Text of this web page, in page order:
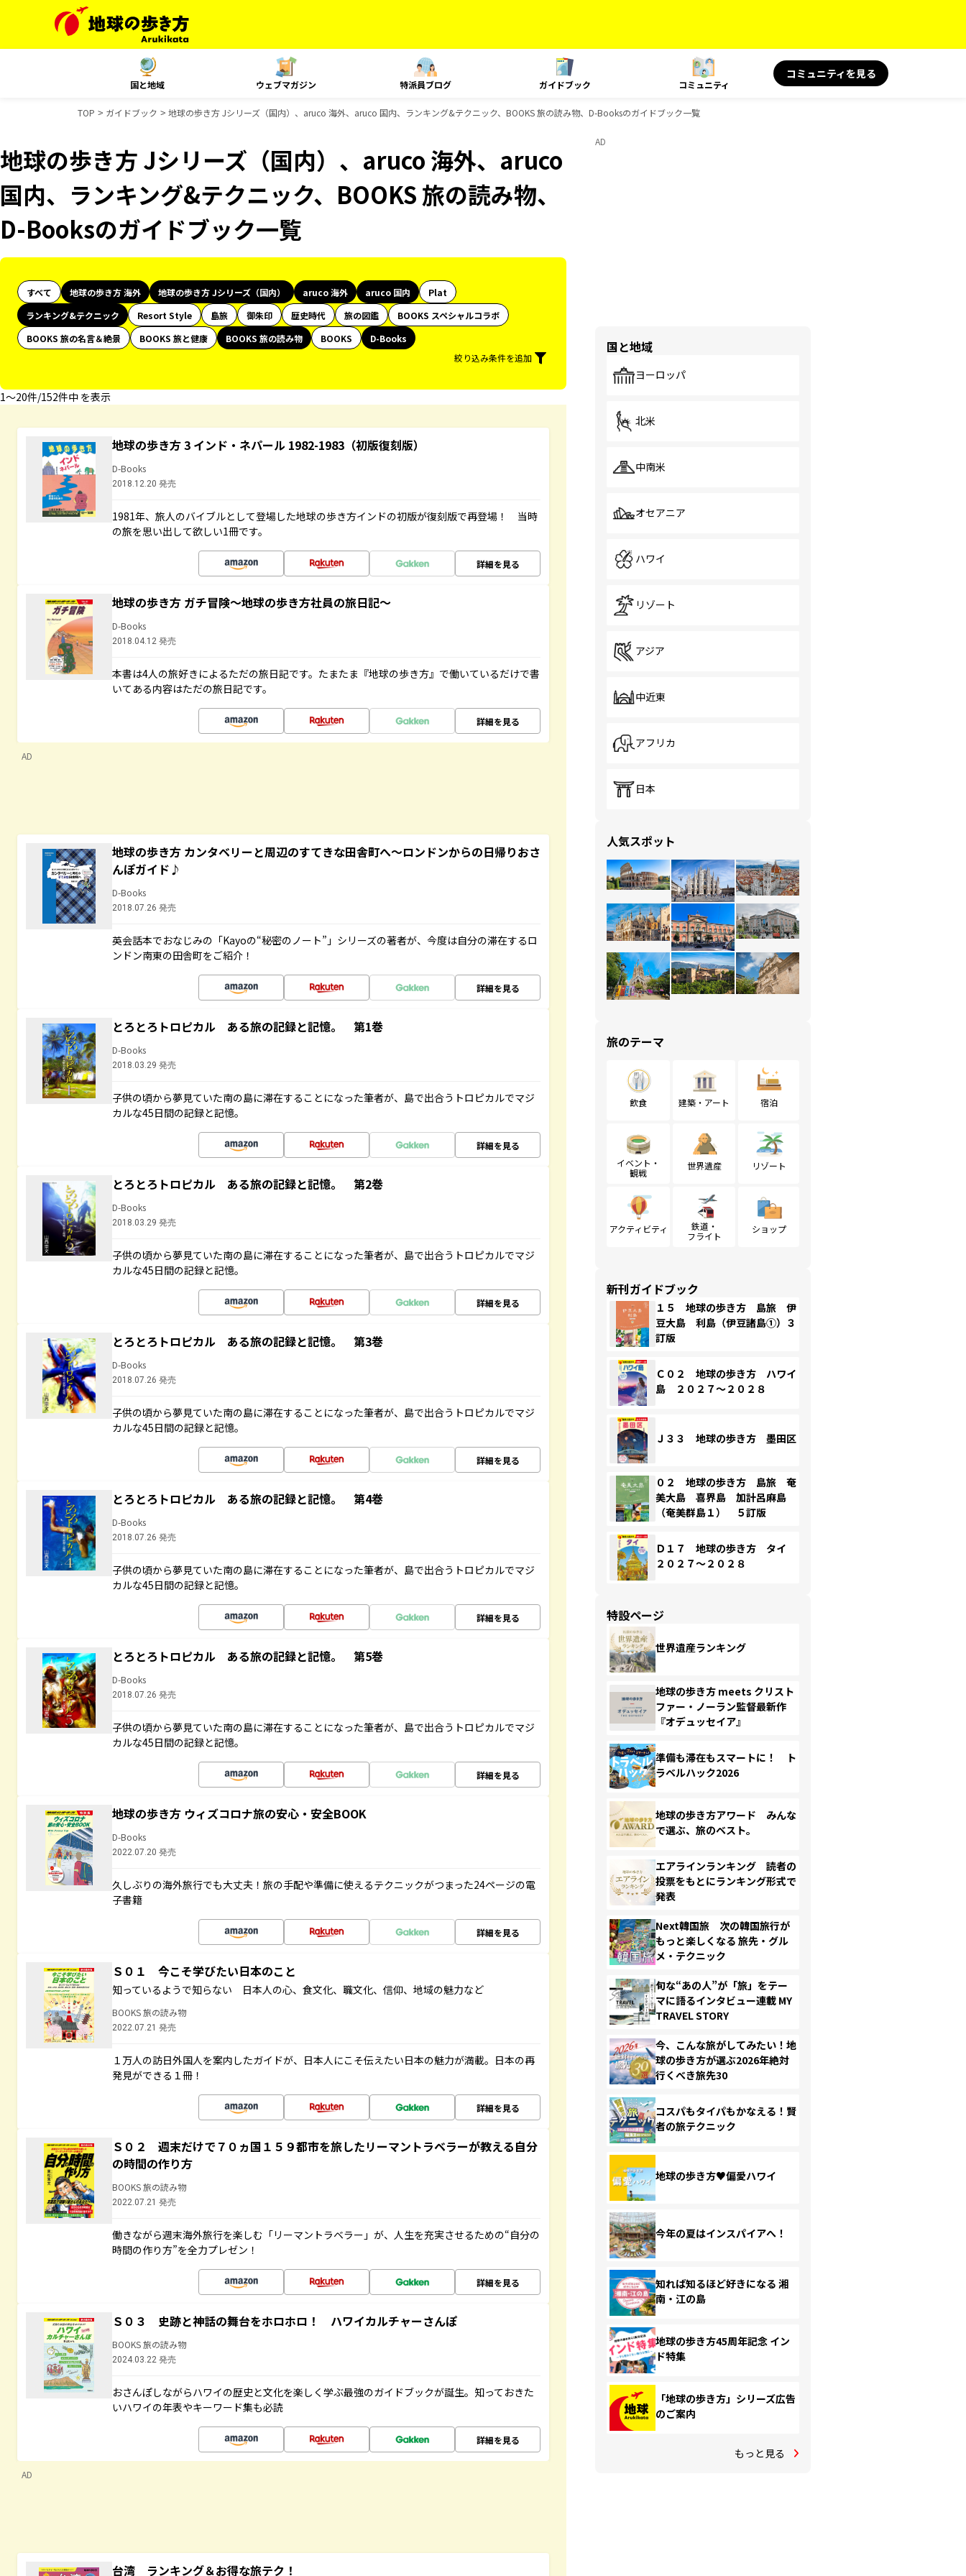
国と地域 ウェブマガジン 特派員ブログ ガイドブック コミュニティ
コミュニティを見る
TOP ガイドブック 地球の歩き方 Jシリーズ（国内）、aruco 海外、aruco 国内、ランキング&テクニック、BOOKS 旅の読み物、D-Booksのガイドブック一覧
地球の歩き方 Jシリーズ（国内）、aruco 海外、aruco
国内、ランキング&テクニック、BOOKS 旅の読み物、
D-Booksのガイドブック一覧
すべて 地球の歩き方 海外 地球の歩き方 Jシリーズ（国内） aruco 海外 aruco 国内
Plat
ランキング&テクニック
Resort Style 島旅 御朱印 歴史時代 旅の図鑑
BOOKS スペシャルコラボ
BOOKS 旅の名言＆絶景
BOOKS 旅と健康 BOOKS 旅の読み物 BOOKS
D-Books
絞り込み条件を追加
1〜20件/152件中 を表示
地球の歩き方 3 インド・ネパール 1982-1983（初版復刻版）
D-Books
2018.12.20 発売
1981年、旅人のバイブルとして登場した地球の歩き方インドの初版が復刻版で再登場！ 当時
の旅を思い出して欲しい1冊です。
詳細を見る
地球の歩き方 ガチ冒険～地球の歩き方社員の旅日記～
D-Books
2018.04.12 発売
本書は4人の旅好きによるただの旅日記です。たまたま『地球の歩き方』で働いているだけで書
いてある内容はただの旅日記です。
詳細を見る
AD
地球の歩き方 カンタベリーと周辺のすてきな田舎町へ～ロンドンからの日帰りおさ
んぽガイド♪
D-Books
2018.07.26 発売
英会話本でおなじみの「Kayoの“秘密のノート”」シリーズの著者が、今度は自分の滞在するロ
ンドン南東の田舎町をご紹介！
詳細を見る
とろとろトロピカル ある旅の記録と記憶。 第1巻
D-Books
2018.03.29 発売
子供の頃から夢見ていた南の島に滞在することになった筆者が、島で出合うトロピカルでマジ
カルな45日間の記録と記憶。
詳細を見る
とろとろトロピカル ある旅の記録と記憶。 第2巻
D-Books
2018.03.29 発売
子供の頃から夢見ていた南の島に滞在することになった筆者が、島で出合うトロピカルでマジ
カルな45日間の記録と記憶。
詳細を見る
とろとろトロピカル ある旅の記録と記憶。 第3巻
D-Books
2018.07.26 発売
子供の頃から夢見ていた南の島に滞在することになった筆者が、島で出合うトロピカルでマジ
カルな45日間の記録と記憶。
詳細を見る
とろとろトロピカル ある旅の記録と記憶。 第4巻
D-Books
2018.07.26 発売
子供の頃から夢見ていた南の島に滞在することになった筆者が、島で出合うトロピカルでマジ
カルな45日間の記録と記憶。
詳細を見る
とろとろトロピカル ある旅の記録と記憶。 第5巻
D-Books
2018.07.26 発売
子供の頃から夢見ていた南の島に滞在することになった筆者が、島で出合うトロピカルでマジ
カルな45日間の記録と記憶。
詳細を見る
地球の歩き方 ウィズコロナ旅の安心・安全BOOK
D-Books
2022.07.20 発売
久しぶりの海外旅行でも大丈夫！旅の手配や準備に使えるテクニックがつまった24ページの電
子書籍
詳細を見る
Ｓ０１ 今こそ学びたい日本のこと
知っているようで知らない 日本人の心、食文化、職文化、信仰、地域の魅力など
BOOKS 旅の読み物
2022.07.21 発売
１万人の訪日外国人を案内したガイドが、日本人にこそ伝えたい日本の魅力が満載。日本の再
発見ができる１冊！
詳細を見る
Ｓ０２ 週末だけで７０ヵ国１５９都市を旅したリーマントラベラーが教える自分
の時間の作り方
BOOKS 旅の読み物
2022.07.21 発売
働きながら週末海外旅行を楽しむ「リーマントラベラー」が、人生を充実させるための“自分の
時間の作り方”を全力プレゼン！
詳細を見る
Ｓ０３ 史跡と神話の舞台をホロホロ！ ハワイカルチャーさんぽ
BOOKS 旅の読み物
2024.03.22 発売
おさんぽしながらハワイの歴史と文化を楽しく学ぶ最強のガイドブックが誕生。知っておきた
いハワイの年表やキーワード集も必読
詳細を見る
AD
台湾 ランキング＆お得な旅テク！
AD
国と地域
ヨーロッパ
北米
中南米
オセアニア
ハワイ
リゾート
アジア
中近東
アフリカ
日本
人気スポット
旅のテーマ
飲食 建築・アート 宿泊
イベント・
観戦
世界遺産 リゾート
アクティビティ
鉄道・
フライト
ショップ
新刊ガイドブック
１５ 地球の歩き方 島旅 伊
豆大島 利島（伊豆諸島①）３
訂版
Ｃ０２ 地球の歩き方 ハワイ
島 ２０２７～２０２８
Ｊ３３ 地球の歩き方 墨田区
０２ 地球の歩き方 島旅 奄
美大島 喜界島 加計呂麻島
（奄美群島１） ５訂版
Ｄ１７ 地球の歩き方 タイ
２０２７～２０２８
特設ページ
世界遺産ランキング
地球の歩き方 meets クリスト
ファー・ノーラン監督最新作
『オデュッセイア』
準備も滞在もスマートに！ ト
ラベルハック2026
地球の歩き方アワード みんな
で選ぶ、旅のベスト。
エアラインランキング 読者の
投票をもとにランキング形式で
発表
Next韓国旅 次の韓国旅行が
もっと楽しくなる 旅先・グル
メ・テクニック
旬な“あの人”が「旅」をテー
マに語るインタビュー連載 MY
TRAVEL STORY
今、こんな旅がしてみたい！地
球の歩き方が選ぶ2026年絶対
行くべき旅先30
コスパもタイパもかなえる！賢
者の旅テクニック
地球の歩き方♥偏愛ハワイ
今年の夏はインスパイアへ！
知れば知るほど好きになる 湘
南・江の島
地球の歩き方45周年記念 イン
ド特集
「地球の歩き方」シリーズ広告
のご案内
もっと見る